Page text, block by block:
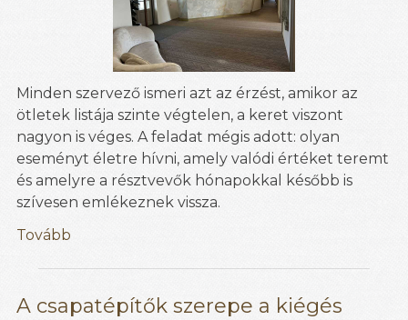
Minden szervező ismeri azt az érzést, amikor az
ötletek listája szinte végtelen, a keret viszont
nagyon is véges. A feladat mégis adott: olyan
eseményt életre hívni, amely valódi értéket teremt
és amelyre a résztvevők hónapokkal később is
szívesen emlékeznek vissza.
Tovább
A csapatépítők szerepe a kiégés